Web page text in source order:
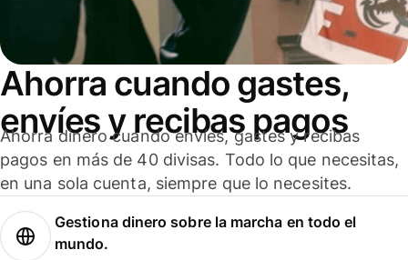
Ahorra cuando gastes,
envíes y recibas pagos
Ahorra dinero cuando envíes, gastes y recibas
pagos en más de 40 divisas. Todo lo que necesitas,
en una sola cuenta, siempre que lo necesites.
Gestiona dinero sobre la marcha en todo el
mundo.